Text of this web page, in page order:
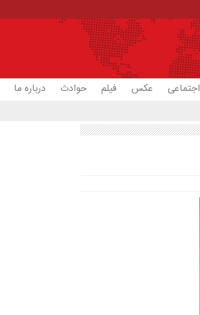
اجتماعی عکس فیلم حوادث درباره ما